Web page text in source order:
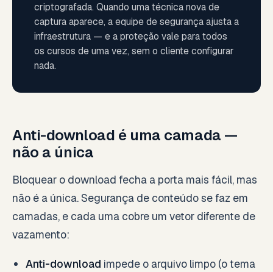
criptografada. Quando uma técnica nova de
captura aparece, a equipe de segurança ajusta a
infraestrutura — e a proteção vale para todos
os cursos de uma vez, sem o cliente configurar
nada.
Anti-download é uma camada —
não a única
Bloquear o download fecha a porta mais fácil, mas
não é a única. Segurança de conteúdo se faz em
camadas, e cada uma cobre um vetor diferente de
vazamento:
Anti-download impede o arquivo limpo (o tema